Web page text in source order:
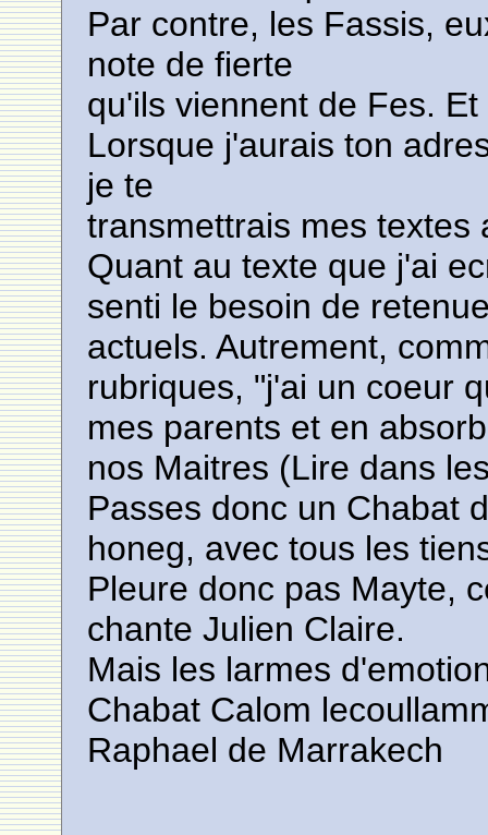
Par contre, les Fassis,
note de fierte
qu'ils viennent de Fes.
Lorsque j'aurais ton
je te
transmettrais mes textes
Quant au texte que j'ai
senti le besoin de
actuels. Autrement,
rubriques, "j'ai un coeur
mes parents et en
nos Maitres (Lire dans
Passes donc un Chabat
honeg, avec tous les
Pleure donc pas Mayte,
chante Julien Claire.
Mais les larmes
Chabat Calom
Raphael de Marrakech